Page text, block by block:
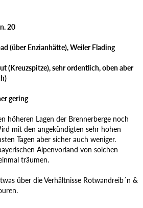
20
(über Enzianhätte), Weiler Flading
(Kreuzspitze), sehr ordentlich, oben aber
gering
höheren Lagen der Brennerberge noch
mit den angekündigten sehr hohen
Tagen aber sicher auch weniger.
Alpenvorland von solchen
träumen.
über die Verhältnisse Rotwandreib´n &